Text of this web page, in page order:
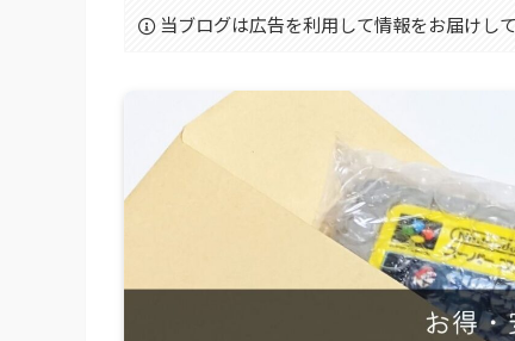
当ブログは広告を利用して情報をお届けし